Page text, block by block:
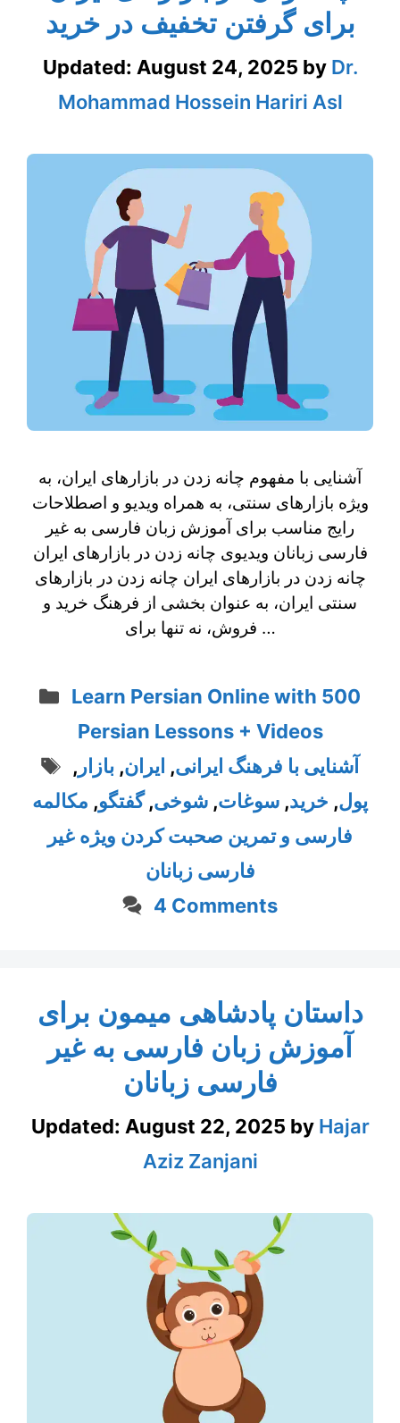
برای گرفتن تخفیف در خرید
Updated: August 24, 2025 by Dr.
Mohammad Hossein Hariri Asl
آشنایی با مفهوم چانه زدن در بازارهای ایران، به
ویژه بازارهای سنتی، به همراه ویدیو و اصطلاحات
رایج مناسب برای آموزش زبان فارسی به غیر
فارسی زبانان ویدیوی چانه زدن در بازارهای ایران
چانه زدن در بازارهای ایران چانه‌ زدن در بازارهای
سنتی ایران، به عنوان بخشی از فرهنگ خرید و
فروش، نه تنها برای …
Categories
Learn Persian Online with 500
Persian Lessons + Videos
Tags
آشنایی با فرهنگ ایرانی, ایران, بازار ,
پول, خرید, سوغات, شوخی,گفتگو, مکالمه
فارسی و تمرین صحبت کردن ویژه غیر
فارسی زبانان
4 Comments
داستان پادشاهی میمون برای
آموزش زبان فارسی به غیر
فارسی زبانان
Updated: August 22, 2025 by Hajar
Aziz Zanjani